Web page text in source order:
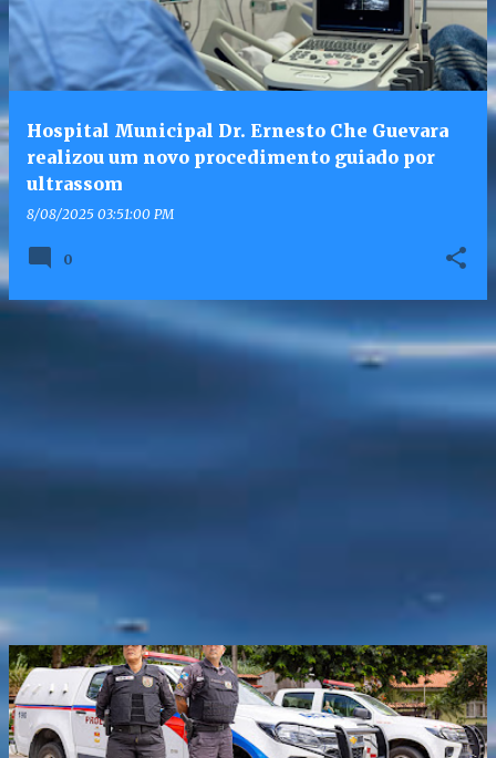
Hospital Municipal Dr. Ernesto Che Guevara
realizou um novo procedimento guiado por
ultrassom
8/08/2025 03:51:00 PM
0